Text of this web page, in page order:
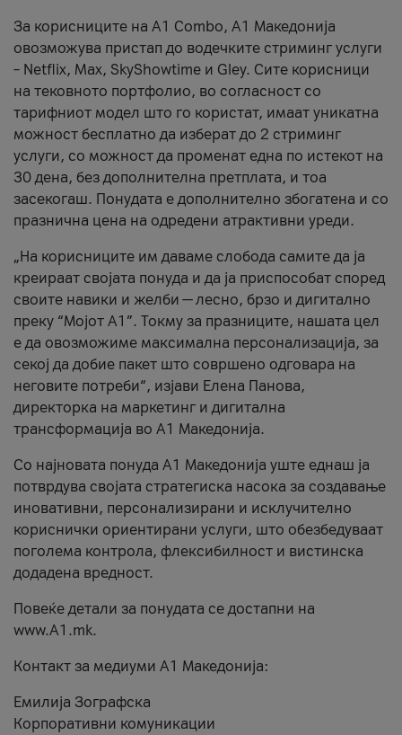
За корисниците на A1 Combo, А1 Македонија
овозможува пристап до водечките стриминг услуги
– Netflix, Max, SkyShowtime и Gley. Сите корисници
на тековното портфолио, во согласност со
тарифниот модел што го користат, имаат уникатна
можност бесплатно да изберат до 2 стриминг
услуги, со можност да променат една по истекот на
30 дена, без дополнителна претплата, и тоа
засекогаш. Понудата е дополнително збогатена и со
празнична цена на одредени атрактивни уреди.
„На корисниците им даваме слобода самите да ја
креираат својата понуда и да ја приспособат според
своите навики и желби — лесно, брзо и дигитално
преку “Мојот А1”. Токму за празниците, нашата цел
е да овозможиме максимална персонализација, за
секој да добие пакет што совршено одговара на
неговите потреби“, изјави Елена Панова,
директорка на маркетинг и дигитална
трансформација во А1 Македонија.
Со најновата понуда А1 Македонија уште еднаш ја
потврдува својата стратегиска насока за создавање
иновативни, персонализирани и исклучително
кориснички ориентирани услуги, што обезбедуваат
поголема контрола, флексибилност и вистинска
додадена вредност.
Повеќе детали за понудата се достапни на
www.А1.mk.
Контакт за медиуми А1 Македонија:
Емилија Зографска
Корпоративни комуникации